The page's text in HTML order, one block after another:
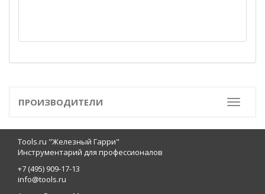
Toggle
ПРОИЗВОДИТЕЛИ
Tools.ru "Железный Гарри"
Инструментарий для профессионалов
+7 (495) 909-17-13
info@tools.ru